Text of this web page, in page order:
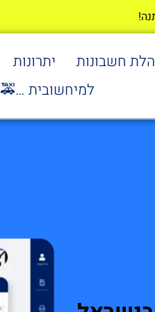
חשבונות יתרונות
למיחשובית …🚕